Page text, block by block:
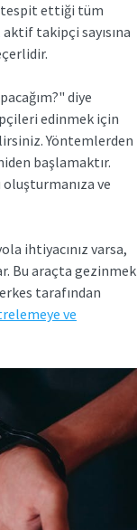
tespit ettiği tüm
takipçi sayısına
diye
edinmek için
Yöntemlerden
başlamaktır.
ve
ihtiyacınız varsa,
Bu araçta gezinmek
tarafından
ve